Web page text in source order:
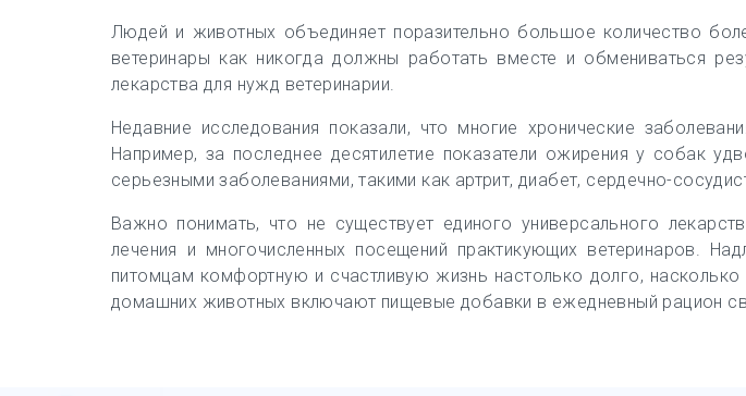
Людей и животных объединяет поразительно большое количество
ветеринары как никогда должны работать вместе и обмениваться
лекарства для нужд ветеринарии.
Недавние исследования показали, что многие хронические
Например, за последнее десятилетие показатели ожирения у собак
серьезными заболеваниями, такими как артрит, диабет, сердечно-
Важно понимать, что не существует единого универсального
лечения и многочисленных посещений практикующих ветеринаров.
питомцам комфортную и счастливую жизнь настолько долго,
домашних животных включают пищевые добавки в ежедневный рацион